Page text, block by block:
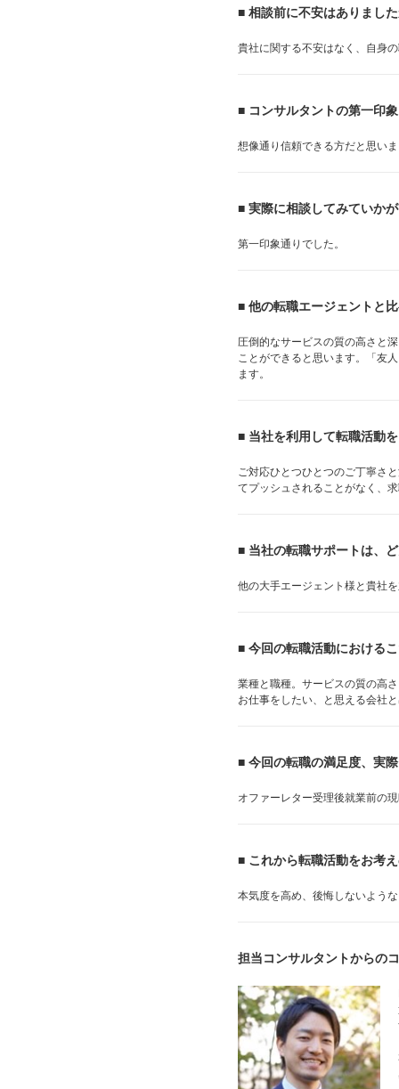
■ 相談前に不安はありまし
貴社に関する不安はなく、自身
■ コンサルタントの第一印
想像通り信頼できる方だと思い
■ 実際に相談してみていか
第一印象通りでした。
■ 他の転職エージェントと
圧倒的なサービスの質の高さと
ことができると思います。「友
ます。
■ 当社を利用して転職活動
ご対応ひとつひとつのご丁寧さ
てプッシュされることがなく、
■ 当社の転職サポートは、
他の大手エージェント様と貴社
■ 今回の転職活動における
業種と職種。サービスの質の高
お仕事をしたい、と思える会社
■ 今回の転職の満足度、実
オファーレター受理後就業前の
■ これから転職活動をお考
本気度を高め、後悔しないよう
担当コンサルタントからの